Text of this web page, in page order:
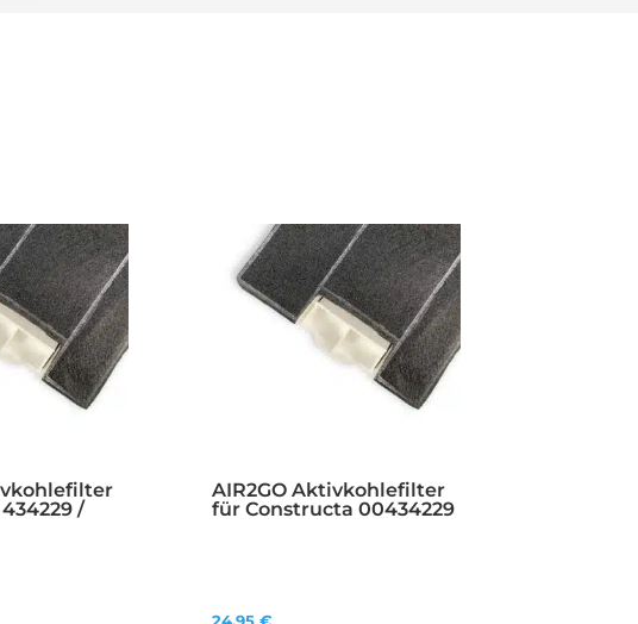
/
AIR2GO Aktivkohlefilter
für Constructa 00434229
24,95€